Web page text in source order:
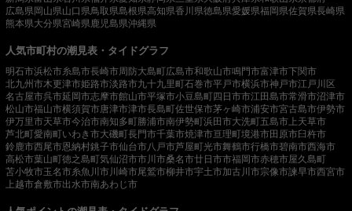
広島県岡山県山口県鳥取県島根県高知県香川県徳島県愛媛県福岡県佐賀県長崎県
熊本県大分県宮崎県鹿児島県沖縄県
人気市町村の潮見表・タイドグラフ
明石市浜松市糸島市長崎市周防大島町広島市和歌山市鳴門市富津市下関市
北九州市木更津市姫路市淡路市九十九里町石巻市平戸市横浜市神戸市江戸川区
名古屋市呉市延岡市志摩市館山市平塚市小豆島町四日市市江田島市常滑市沼津市
松山市福山市横須賀市唐津市津市長島町佐世保市茅ヶ崎市浦安市宮古島市伊勢市
伊万里市天草市今治市南知多町勝浦市南伊勢町浜田市大洗町五島市 上天草市
芦北町愛南町いわき市大磯町長門市千葉市焼津市亘理町境港市田原市臼杵市
鈴鹿市西尾市恩納村銚子市仙台市八戸市芦屋町光市舞鶴市行橋市碧南市西海市
高松市葉山町徳之島町気仙沼市市川市桑名市廿日市市福岡市赤穂市屋久島町
苫小牧市玉名市糸魚川市川崎市尾鷲市柳井市宇土市加古川市宗像市諫早市西宮市
上越市倉敷市出水市南あわじ市